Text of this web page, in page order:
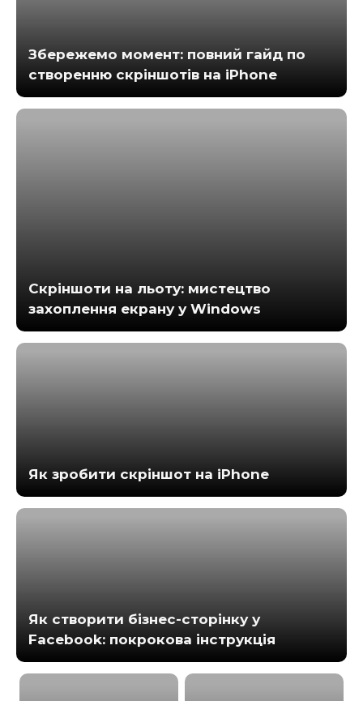
Збережемо момент: повний гайд по
створенню скріншотів на iPhone
Скріншоти на льоту: мистецтво
захоплення екрану у Windows
Як зробити скріншот на iPhone
Як створити бізнес-сторінку у
Facebook: покрокова інструкція